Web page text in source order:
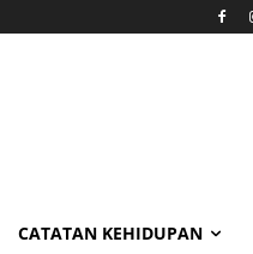
CATATAN KEHIDUPAN